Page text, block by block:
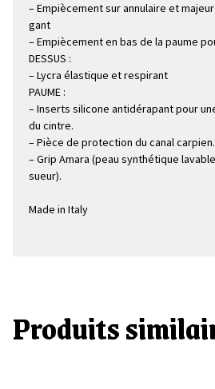
– Empiècement sur annulaire et
gant
– Empiècement en bas de la paume
DESSUS :
– Lycra élastique et respirant
PAUME :
– Inserts silicone antidérapant pour
du cintre.
– Pièce de protection du canal carpien.
– Grip Amara (peau synthétique
sueur).
Made in Italy
Produits